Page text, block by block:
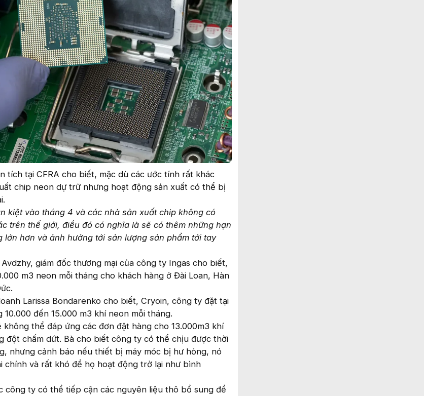
tích tại CFRA cho biết, mặc dù các ước tính rất khác
chip neon dự trữ nhưng hoạt động sản xuất có thể bị
kiệt vào tháng 4 và các nhà sản xuất chip không có
trên thế giới, điều đó có nghĩa là sẽ có thêm những hạn
lớn hơn và ảnh hưởng tới sản lượng sản phẩm tới tay
giám đốc thương mại của công ty Ingas cho biết,
m3 neon mỗi tháng cho khách hàng ở Đài Loan, Hàn
Larissa Bondarenko cho biết, Cryoin, công ty đặt tại
đến 15.000 m3 khí neon mỗi tháng.
thể đáp ứng các đơn đặt hàng cho 13.000m3 khí
đột chấm dứt. Bà cho biết công ty có thể chịu được thời
nhưng cảnh báo nếu thiết bị máy móc bị hư hỏng, nó
chính và rất khó để họ hoạt động trở lại như bình
công ty có thể tiếp cận các nguyên liệu thô bổ sung để